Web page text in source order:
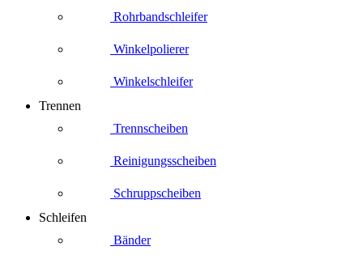
Rohrbandschleifer
Winkelpolierer
Winkelschleifer
Trennen
Trennscheiben
Reinigungsscheiben
Schruppscheiben
Schleifen
Bänder